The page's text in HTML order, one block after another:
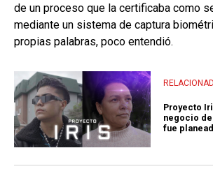
de un proceso que la certificaba como
mediante un sistema de captura
propias palabras, poco entendió.
Proyecto
negocio
fue